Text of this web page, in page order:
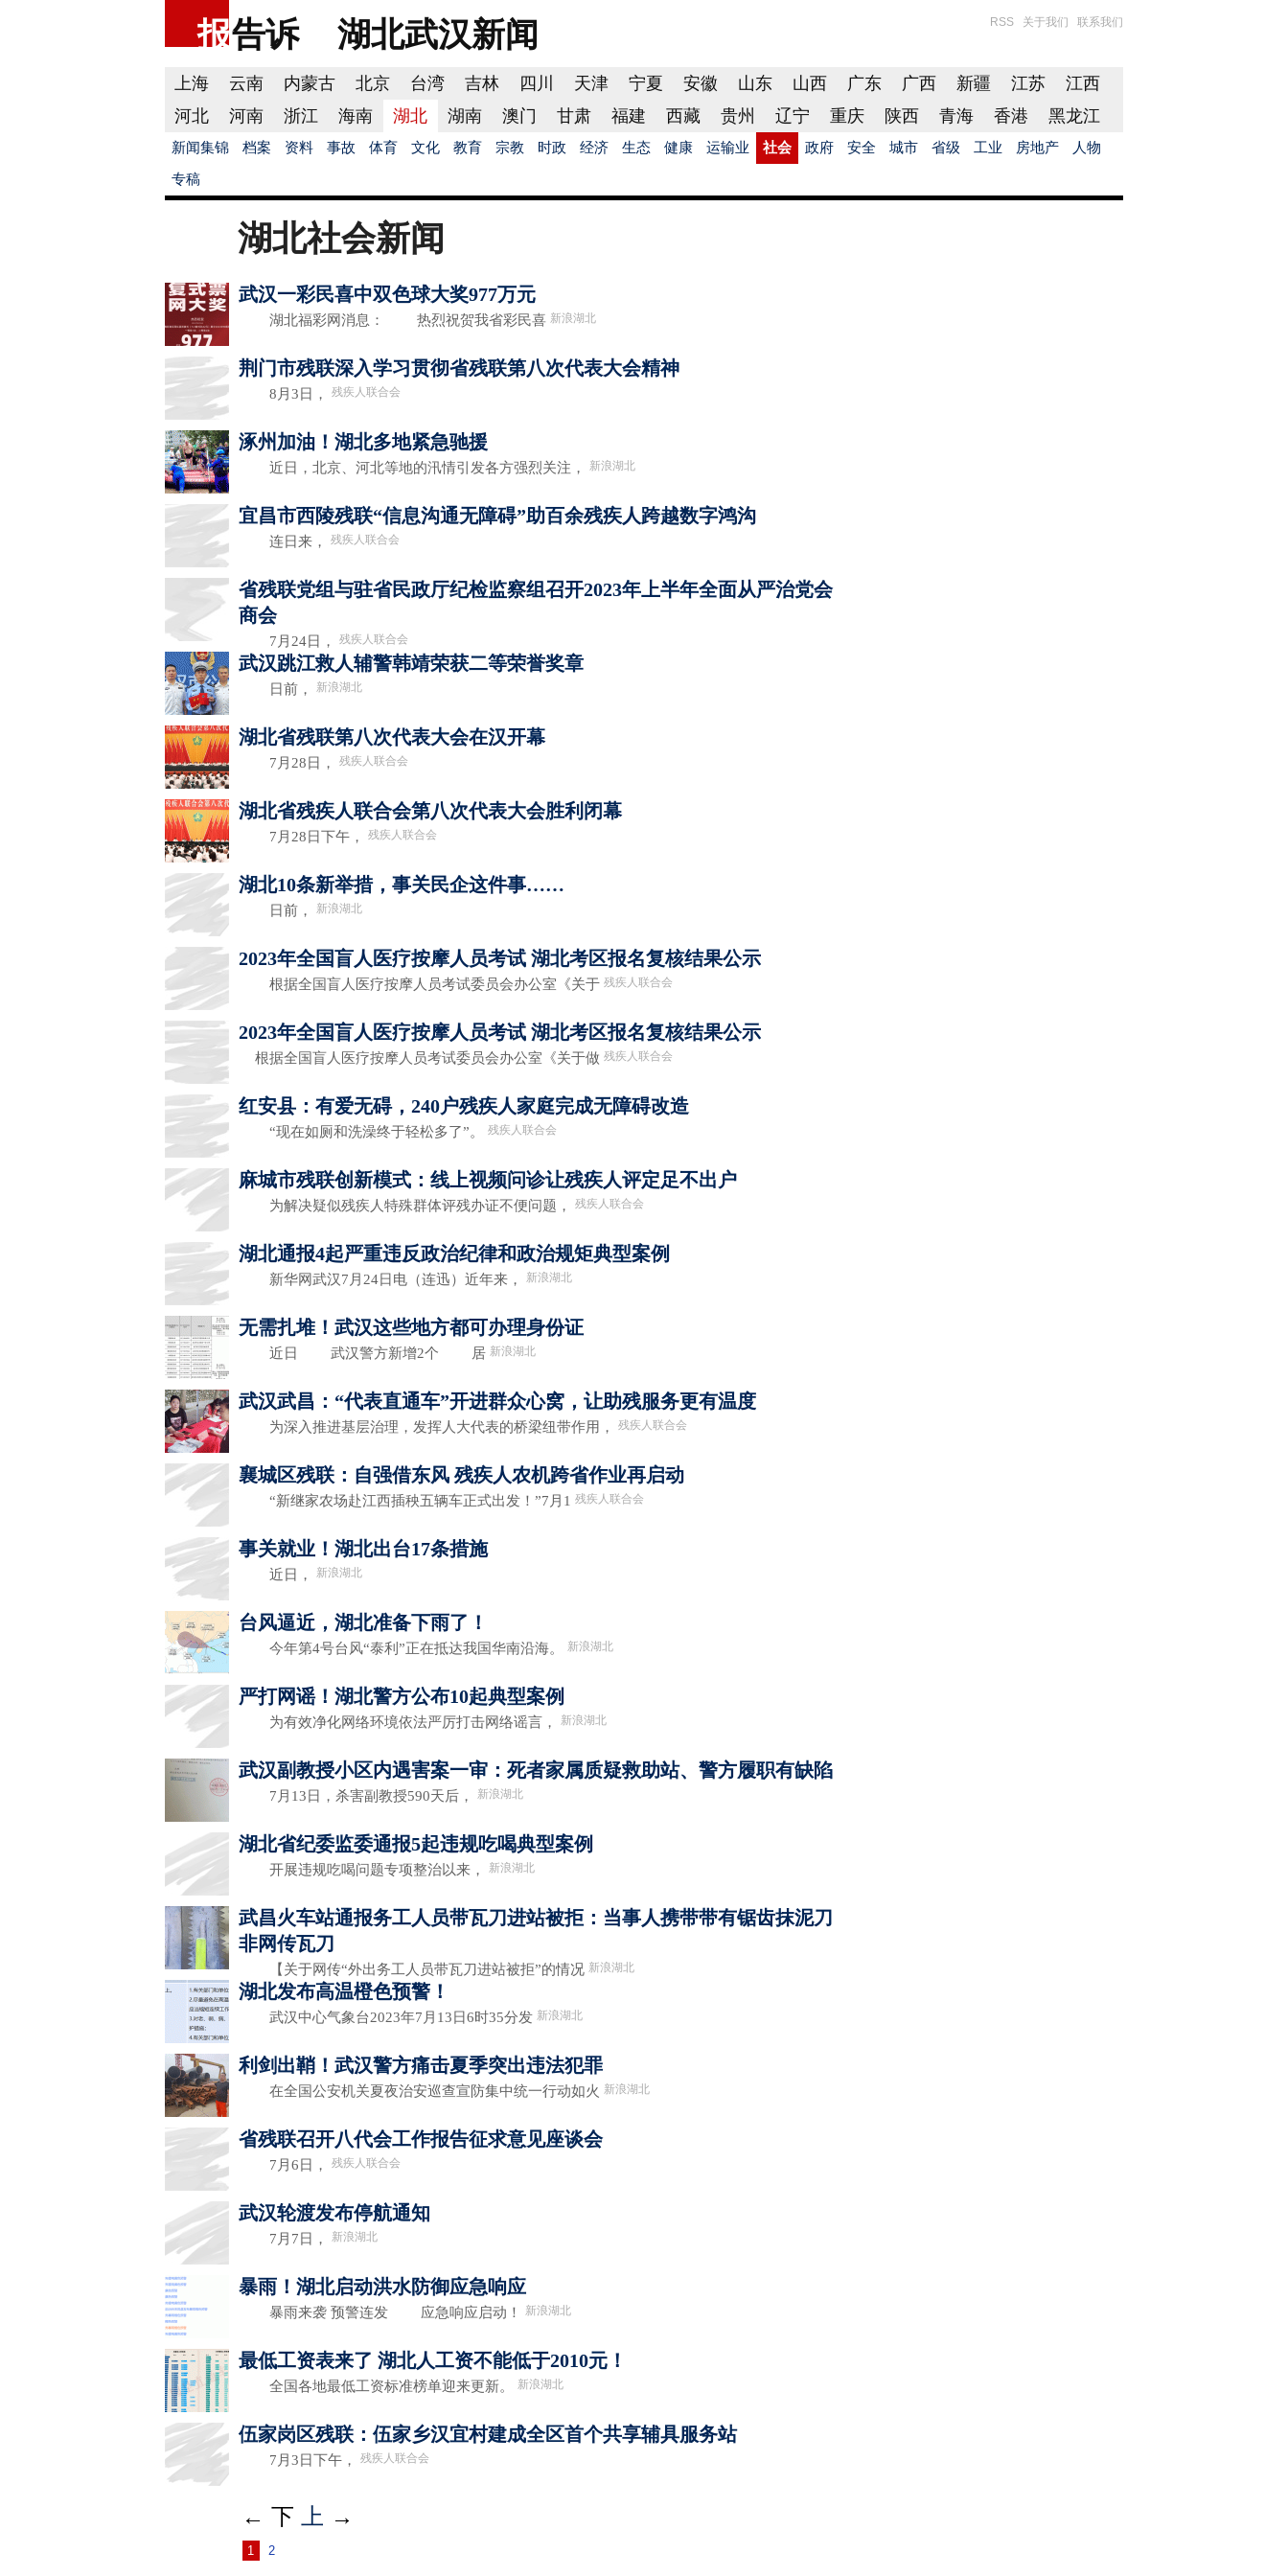
报告诉 湖北武汉新闻 RSS 关于我们 联系我们
上海 云南 内蒙古 北京 台湾 吉林 四川 天津 宁夏 安徽 山东 山西 广东 广西 新疆 江苏
江西
河北
河南 浙江 海南 湖北 湖南 澳门 甘肃 福建 西藏 贵州 辽宁 重庆 陕西 青海 香港 黑龙江
新闻集锦 档案 资料 事故 体育 文化 教育 宗教 时政 经济 生态 健康 运输业 社会 政府 安全 城市 省级 工业 房地产 人物
专稿
湖北社会新闻
武汉一彩民喜中双色球大奖977万元
湖北福彩网消息： 热烈祝贺我省彩民喜 新浪湖北
荆门市残联深入学习贯彻省残联第八次代表大会精神
8月3日， 残疾人联合会
涿州加油！湖北多地紧急驰援
近日，北京、河北等地的汛情引发各方强烈关注， 新浪湖北
宜昌市西陵残联“信息沟通无障碍”助百余残疾人跨越数字鸿沟
连日来， 残疾人联合会
省残联党组与驻省民政厅纪检监察组召开2023年上半年全面从严治党会
商会
7月24日， 残疾人联合会
武汉跳江救人辅警韩靖荣获二等荣誉奖章
日前， 新浪湖北
湖北省残联第八次代表大会在汉开幕
7月28日， 残疾人联合会
湖北省残疾人联合会第八次代表大会胜利闭幕
7月28日下午， 残疾人联合会
湖北10条新举措，事关民企这件事……
日前， 新浪湖北
2023年全国盲人医疗按摩人员考试 湖北考区报名复核结果公示
根据全国盲人医疗按摩人员考试委员会办公室《关于 残疾人联合会
2023年全国盲人医疗按摩人员考试 湖北考区报名复核结果公示
根据全国盲人医疗按摩人员考试委员会办公室《关于做 残疾人联合会
红安县：有爱无碍，240户残疾人家庭完成无障碍改造
“现在如厕和洗澡终于轻松多了”。 残疾人联合会
麻城市残联创新模式：线上视频问诊让残疾人评定足不出户
为解决疑似残疾人特殊群体评残办证不便问题， 残疾人联合会
湖北通报4起严重违反政治纪律和政治规矩典型案例
新华网武汉7月24日电（连迅）近年来， 新浪湖北
无需扎堆！武汉这些地方都可办理身份证
近日 武汉警方新增2个 居 新浪湖北
武汉武昌：“代表直通车”开进群众心窝，让助残服务更有温度
为深入推进基层治理，发挥人大代表的桥梁纽带作用， 残疾人联合会
襄城区残联：自强借东风 残疾人农机跨省作业再启动
“新继家农场赴江西插秧五辆车正式出发！”7月1 残疾人联合会
事关就业！湖北出台17条措施
近日， 新浪湖北
台风逼近，湖北准备下雨了！
今年第4号台风“泰利”正在抵达我国华南沿海。 新浪湖北
严打网谣！湖北警方公布10起典型案例
为有效净化网络环境依法严厉打击网络谣言， 新浪湖北
武汉副教授小区内遇害案一审：死者家属质疑救助站、警方履职有缺陷
7月13日，杀害副教授590天后， 新浪湖北
湖北省纪委监委通报5起违规吃喝典型案例
开展违规吃喝问题专项整治以来， 新浪湖北
武昌火车站通报务工人员带瓦刀进站被拒：当事人携带带有锯齿抹泥刀
非网传瓦刀
【关于网传“外出务工人员带瓦刀进站被拒”的情况 新浪湖北
湖北发布高温橙色预警！
武汉中心气象台2023年7月13日6时35分发 新浪湖北
利剑出鞘！武汉警方痛击夏季突出违法犯罪
在全国公安机关夏夜治安巡查宣防集中统一行动如火 新浪湖北
省残联召开八代会工作报告征求意见座谈会
7月6日， 残疾人联合会
武汉轮渡发布停航通知
7月7日， 新浪湖北
暴雨！湖北启动洪水防御应急响应
暴雨来袭 预警连发 应急响应启动！ 新浪湖北
最低工资表来了 湖北人工资不能低于2010元！
全国各地最低工资标准榜单迎来更新。 新浪湖北
伍家岗区残联：伍家乡汉宜村建成全区首个共享辅具服务站
7月3日下午， 残疾人联合会
← 下 上 →
1 2